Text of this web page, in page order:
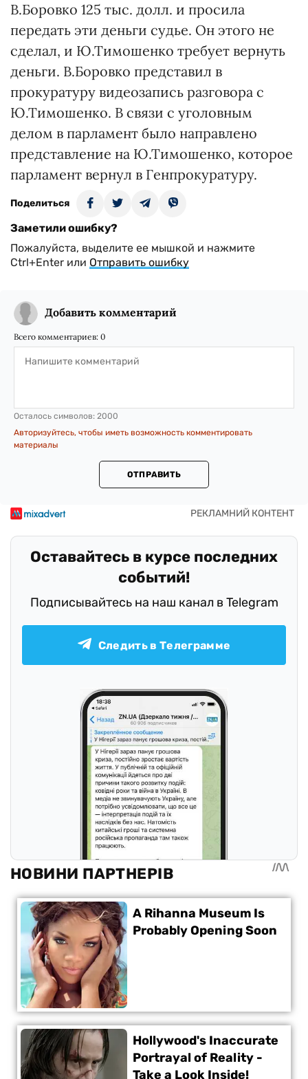
В.Боровко 125 тыс. долл. и просила
передать эти деньги судье. Он этого не
сделал, и Ю.Тимошенко требует вернуть
деньги. В.Боровко представил в
прокуратуру видеозапись разговора с
Ю.Тимошенко. В связи с уголовным
делом в парламент было направлено
представление на Ю.Тимошенко, которое
парламент вернул в Генпрокуратуру.
Поделиться
Заметили ошибку?
Пожалуйста, выделите ее мышкой и нажмите
Ctrl+Enter или Отправить ошибку
Добавить комментарий
Всего комментариев: 0
Осталось символов: 2000
Авторизуйтесь, чтобы иметь возможность комментировать
материалы
ОТПРАВИТЬ
Оставайтесь в курсе последних
событий!
Подписывайтесь на наш канал в Telegram
Следить в Телеграмме